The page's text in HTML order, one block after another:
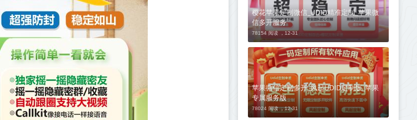
樱花苹果定制微信_UDID精准定制_苹果微
信多开服务
78154 阅读 ，12-31
苹果微信定制多开_风起UDID定制版_苹果
专属服务版
78024 阅读 ，12-31